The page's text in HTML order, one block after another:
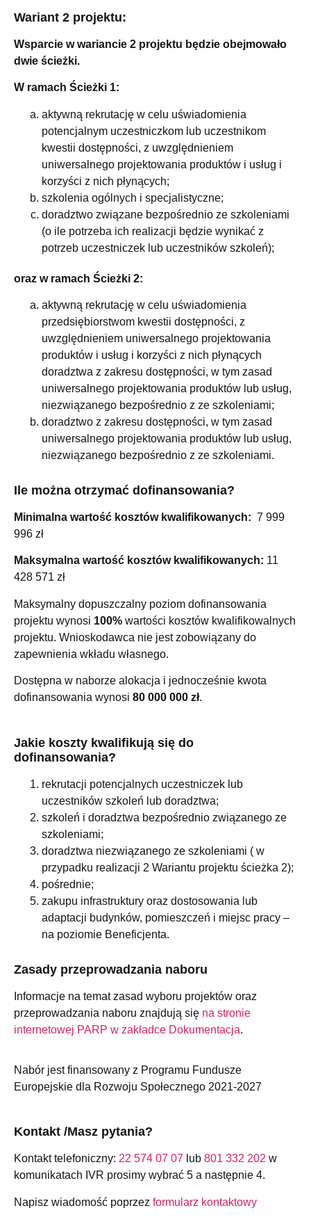
Wariant 2 projektu:
Wsparcie w wariancie 2 projektu będzie obejmowało
dwie ścieżki.
W ramach Ścieżki 1:
aktywną rekrutację w celu uświadomienia
potencjalnym uczestniczkom lub uczestnikom
kwestii dostępności, z uwzględnieniem
uniwersalnego projektowania produktów i usług i
korzyści z nich płynących;
szkolenia ogólnych i specjalistyczne;
doradztwo związane bezpośrednio ze szkoleniami
(o ile potrzeba ich realizacji będzie wynikać z
potrzeb uczestniczek lub uczestników szkoleń);
oraz w ramach Ścieżki 2:
aktywną rekrutację w celu uświadomienia
przedsiębiorstwom kwestii dostępności, z
uwzględnieniem uniwersalnego projektowania
produktów i usług i korzyści z nich płynących
doradztwa z zakresu dostępności, w tym zasad
uniwersalnego projektowania produktów lub usług,
niezwiązanego bezpośrednio z ze szkoleniami;
doradztwo z zakresu dostępności, w tym zasad
uniwersalnego projektowania produktów lub usług,
niezwiązanego bezpośrednio z ze szkoleniami.
Ile można otrzymać dofinansowania?
Minimalna wartość kosztów kwalifikowanych: 7 999
996 zł
Maksymalna wartość kosztów kwalifikowanych: 11
428 571 zł
Maksymalny dopuszczalny poziom dofinansowania
projektu wynosi 100% wartości kosztów kwalifikowalnych
projektu. Wnioskodawca nie jest zobowiązany do
zapewnienia wkładu własnego.
Dostępna w naborze alokacja i jednocześnie kwota
dofinansowania wynosi 80 000 000 zł.
Jakie koszty kwalifikują się do
dofinansowania?
rekrutacji potencjalnych uczestniczek lub
uczestników szkoleń lub doradztwa;
szkoleń i doradztwa bezpośrednio związanego ze
szkoleniami;
doradztwa niezwiązanego ze szkoleniami ( w
przypadku realizacji 2 Wariantu projektu ścieżka 2);
pośrednie;
zakupu infrastruktury oraz dostosowania lub
adaptacji budynków, pomieszczeń i miejsc pracy –
na poziomie Beneficjenta.
Zasady przeprowadzania naboru
Informacje na temat zasad wyboru projektów oraz
przeprowadzania naboru znajdują się na stronie
internetowej PARP w zakładce Dokumentacja.
Nabór jest finansowany z Programu Fundusze
Europejskie dla Rozwoju Społecznego 2021-2027
Kontakt /Masz pytania?
Kontakt telefoniczny: 22 574 07 07 lub 801 332 202 w
komunikatach IVR prosimy wybrać 5 a następnie 4.
Napisz wiadomość poprzez formularz kontaktowy